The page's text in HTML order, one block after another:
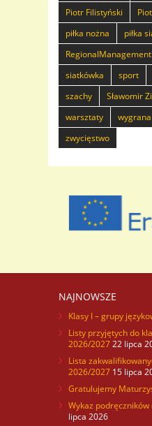
Piotr Filistyński
piłka nożna
piłka
RegionalManagement
siatkówka
sport
szachy
Sławomir
warsztaty
wygrana
zwycięstwo
NAJNOWSZE
Klasy I – grupy
Listy przyjętych do
2026/202722 lipca
Lista
2026/2027 15 lipca
Gratulujemy
Wykaz
lipca 2026